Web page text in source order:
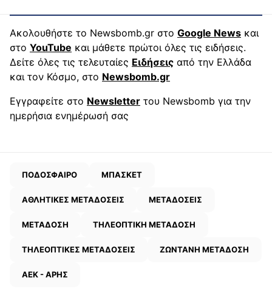
Ακολουθήστε το Newsbomb.gr στο Google News και
στο YouTube και μάθετε πρώτοι όλες τις ειδήσεις.
Δείτε όλες τις τελευταίες Ειδήσεις από την Ελλάδα
και τον Κόσμο, στο Newsbomb.gr
Εγγραφείτε στο Newsletter του Newsbomb για την
ημερήσια ενημέρωσή σας
ΠΟΔΟΣΦΑΙΡΟ ΜΠΑΣΚΕΤ
ΑΘΛΗΤΙΚΕΣ ΜΕΤΑΔΟΣΕΙΣ ΜΕΤΑΔΟΣΕΙΣ
ΜΕΤΑΔΟΣΗ ΤΗΛΕΟΠΤΙΚΗ ΜΕΤΑΔΟΣΗ
ΤΗΛΕΟΠΤΙΚΕΣ ΜΕΤΑΔΟΣΕΙΣ ΖΩΝΤΑΝΗ ΜΕΤΑΔΟΣΗ
ΑΕΚ - ΑΡΗΣ